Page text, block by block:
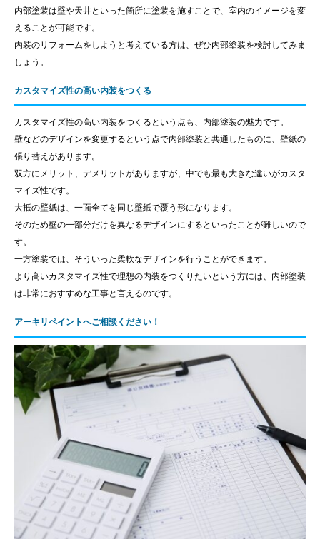
内部塗装は壁や天井といった箇所に塗装を施すことで、室内のイメージを変
えることが可能です。
内装のリフォームをしようと考えている方は、ぜひ内部塗装を検討してみま
しょう。
カスタマイズ性の高い内装をつくる
カスタマイズ性の高い内装をつくるという点も、内部塗装の魅力です。
壁などのデザインを変更するという点で内部塗装と共通したものに、壁紙の
張り替えがあります。
双方にメリット、デメリットがありますが、中でも最も大きな違いがカスタ
マイズ性です。
大抵の壁紙は、一面全てを同じ壁紙で覆う形になります。
そのため壁の一部分だけを異なるデザインにするといったことが難しいので
す。
一方塗装では、そういった柔軟なデザインを行うことができます。
より高いカスタマイズ性で理想の内装をつくりたいという方には、内部塗装
は非常におすすめな工事と言えるのです。
アーキリペイントへご相談ください！